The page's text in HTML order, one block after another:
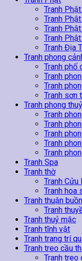
Tranh
Tranh
Tranh
Tranh
Tranh Địa
Tranh phong
Tranh phố
Tranh
Tranh
Tranh sơn
Tranh phong thuỷ
Tranh
Tranh
Tranh
Tranh
Tranh
Tranh Spa
Tranh thờ
Tranh Cửu
Tranh hoa
Tranh thuận
Tranh
Tranh thuỷ mặc
Tranh tĩnh vật
Tranh trang trí
Tranh treo cầu
Tranh treo